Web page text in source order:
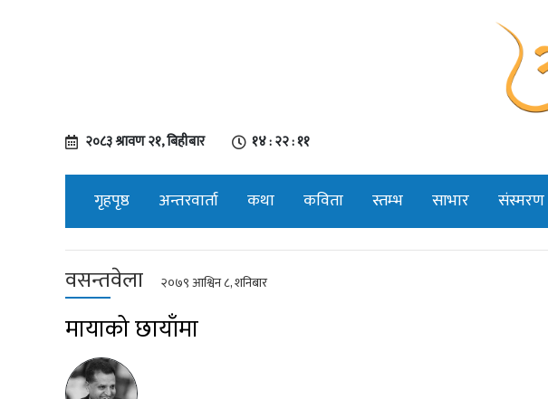
२०८३ श्रावण २१, बिहीबार १४ : २२ : १२
गृहपृष्ठ अन्तरवार्ता कथा कविता स्तम्भ साभार संस्मरण
वसन्तवेला २०७९ आश्विन ८, शनिबार
मायाको छायाँमा